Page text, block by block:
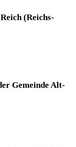
(Reichs-
Gemeinde Alt-